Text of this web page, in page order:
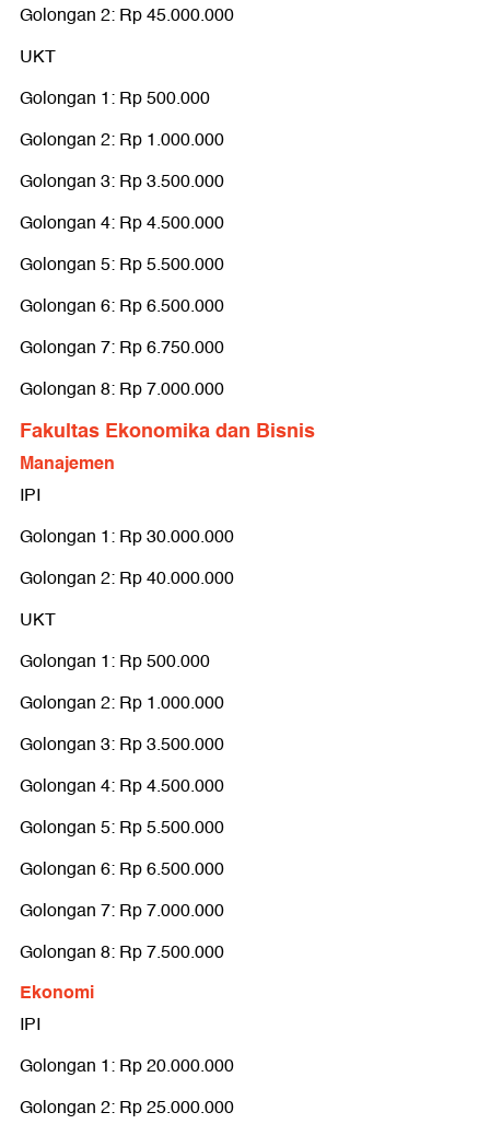
Golongan 2: Rp 45.000.000
UKT
Golongan 1: Rp 500.000
Golongan 2: Rp 1.000.000
Golongan 3: Rp 3.500.000
Golongan 4: Rp 4.500.000
Golongan 5: Rp 5.500.000
Golongan 6: Rp 6.500.000
Golongan 7: Rp 6.750.000
Golongan 8: Rp 7.000.000
Fakultas Ekonomika dan Bisnis
Manajemen
IPI
Golongan 1: Rp 30.000.000
Golongan 2: Rp 40.000.000
UKT
Golongan 1: Rp 500.000
Golongan 2: Rp 1.000.000
Golongan 3: Rp 3.500.000
Golongan 4: Rp 4.500.000
Golongan 5: Rp 5.500.000
Golongan 6: Rp 6.500.000
Golongan 7: Rp 7.000.000
Golongan 8: Rp 7.500.000
Ekonomi
IPI
Golongan 1: Rp 20.000.000
Golongan 2: Rp 25.000.000